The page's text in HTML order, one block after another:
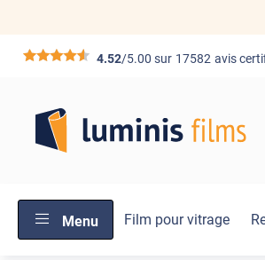
*****4.52/5.00 sur 17582 avis
Menu Film pour vitrage